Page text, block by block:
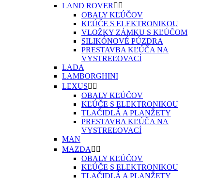
LAND ROVER  
OBALY KĽÚČOV
KĽÚČE S ELEKTRONIKOU
VLOŽKY ZÁMKU S KĽÚČOM
SILIKÓNOVÉ PÚZDRA
PRESTAVBA KĽÚČA NA
VYSTREĽOVACÍ
LADA
LAMBORGHINI
LEXUS 
OBALY KĽÚČOV
KĽÚČE S ELEKTRONIKOU
TLAČIDLÁ A PLANŽETY
PRESTAVBA KĽÚČA NA
VYSTREĽOVACÍ
MAN
MAZDA  
OBALY KĽÚČOV
KĽÚČE S ELEKTRONIKOU
TLAČIDLÁ A PLANŽETY